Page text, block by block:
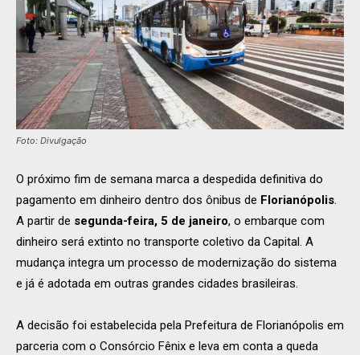
Foto: Divulgação
O próximo fim de semana marca a despedida definitiva do
pagamento em dinheiro dentro dos ônibus de Florianópolis.
A partir de segunda-feira, 5 de janeiro, o embarque com
dinheiro será extinto no transporte coletivo da Capital. A
mudança integra um processo de modernização do sistema
e já é adotada em outras grandes cidades brasileiras.
A decisão foi estabelecida pela Prefeitura de Florianópolis em
parceria com o Consórcio Fênix e leva em conta a queda